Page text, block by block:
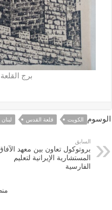
برج
الوسوم الكويت قلعة القدس لبنان
السابق
بروتوكول تعاون بين معهد
المستشارية الإيرانية لتعليم
الفارسية